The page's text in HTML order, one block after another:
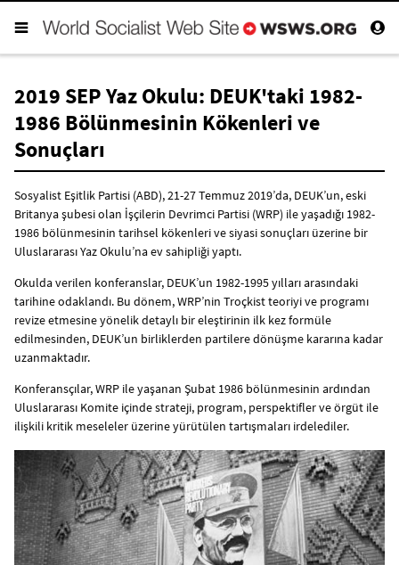
2019 SEP Yaz Okulu: DEUK'taki 1982-
1986 Bölünmesinin Kökenleri ve
Sonuçları
Sosyalist Eşitlik Partisi (ABD), 21-27 Temmuz 2019’da, DEUK’un, eski
Britanya şubesi olan İşçilerin Devrimci Partisi (WRP) ile yaşadığı 1982-
1986 bölünmesinin tarihsel kökenleri ve siyasi sonuçları üzerine bir
Uluslararası Yaz Okulu’na ev sahipliği yaptı.
Okulda verilen konferanslar, DEUK’un 1982-1995 yılları arasındaki
tarihine odaklandı. Bu dönem, WRP’nin Troçkist teoriyi ve programı
revize etmesine yönelik detaylı bir eleştirinin ilk kez formüle
edilmesinden, DEUK’un birliklerden partilere dönüşme kararına kadar
uzanmaktadır.
Konferansçılar, WRP ile yaşanan Şubat 1986 bölünmesinin ardından
Uluslararası Komite içinde strateji, program, perspektifler ve örgüt ile
ilişkili kritik meseleler üzerine yürütülen tartışmaları irdelediler.